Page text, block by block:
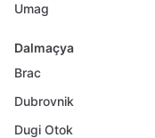
Umag
Dalmaçya
Brac
Dubrovnik
Dugi Otok